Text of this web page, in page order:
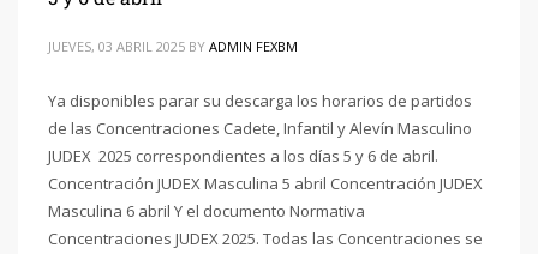
JUEVES, 03 ABRIL 2025 BY ADMIN FEXBM
Ya disponibles parar su descarga los horarios de partidos
de las Concentraciones Cadete, Infantil y Alevín Masculino
JUDEX 2025 correspondientes a los días 5 y 6 de abril.
Concentración JUDEX Masculina 5 abril Concentración JUDEX
Masculina 6 abril Y el documento Normativa
Concentraciones JUDEX 2025. Todas las Concentraciones se